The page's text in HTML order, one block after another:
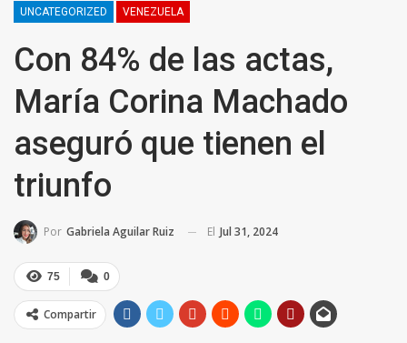
UNCATEGORIZED VENEZUELA
Con 84% de las actas,
María Corina Machado
aseguró que tienen el
triunfo
Por Gabriela Aguilar Ruiz El Jul 31, 2024
0
75
Compartir